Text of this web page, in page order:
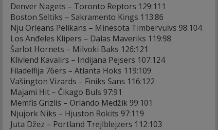
Denver Nagets – Toronto Reptors 129:111
Boston Seltiks – Sakramento Kings 113:86
Nju Orleans Pelikans – Minesota Timbervulvs 98:104
Los Anđeles Klipers – Dalas Maveriks 119:98
Šarlot Hornets – Milvoki Baks 126:121
Klivlend Kavalirs – Indijana Pejsers 107:124
Filadelfija 76ers – Atlanta Hoks 119:109
Vašington Vizards – Finiks Sans 116:122
Majami Hit – Čikago Buls 97:91
Memfis Grizlis – Orlando Medžik 99:101
Njujork Niks – Hjuston Rokits 97:119
Juta Džez – Portland Trejlblejzers 112:103